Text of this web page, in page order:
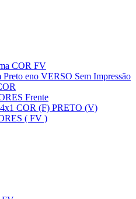
COR FV
Frente
4x1 COR (F) PRETO (V)
( FV )